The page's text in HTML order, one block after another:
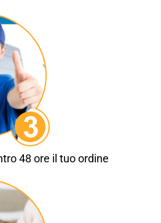
48 ore il tuo ordine